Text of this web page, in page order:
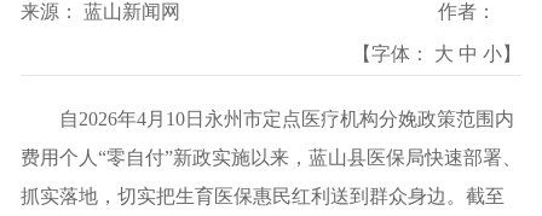
来源： 蓝山新闻网 作者：
【字体： 大 中 小】
自2026年4月10日永州市定点医疗机构分娩政策范围内
费用个人“零自付”新政实施以来，蓝山县医保局快速部署、
抓实落地，切实把生育医保惠民红利送到群众身边。截至